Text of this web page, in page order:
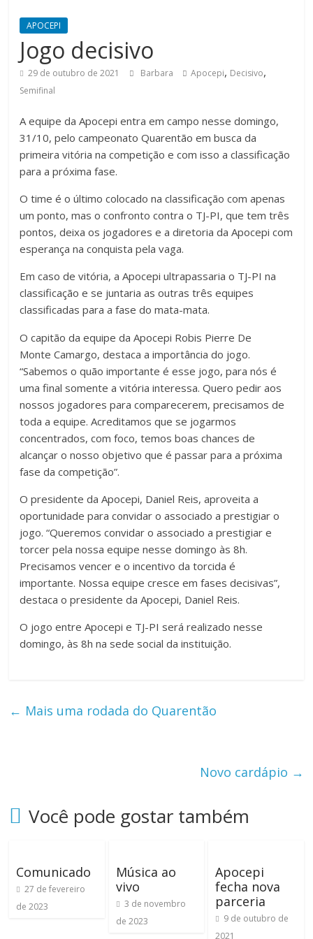
APOCEPI
Jogo decisivo
29 de outubro de 2021 Barbara Apocepi, Decisivo,
Semifinal
A equipe da Apocepi entra em campo nesse domingo,
31/10, pelo campeonato Quarentão em busca da
primeira vitória na competição e com isso a classificação
para a próxima fase.
O time é o último colocado na classificação com apenas
um ponto, mas o confronto contra o TJ-PI, que tem três
pontos, deixa os jogadores e a diretoria da Apocepi com
esperança na conquista pela vaga.
Em caso de vitória, a Apocepi ultrapassaria o TJ-PI na
classificação e se juntaria as outras três equipes
classificadas para a fase do mata-mata.
O capitão da equipe da Apocepi Robis Pierre De
Monte Camargo, destaca a importância do jogo.
“Sabemos o quão importante é esse jogo, para nós é
uma final somente a vitória interessa. Quero pedir aos
nossos jogadores para comparecerem, precisamos de
toda a equipe. Acreditamos que se jogarmos
concentrados, com foco, temos boas chances de
alcançar o nosso objetivo que é passar para a próxima
fase da competição”.
O presidente da Apocepi, Daniel Reis, aproveita a
oportunidade para convidar o associado a prestigiar o
jogo. “Queremos convidar o associado a prestigiar e
torcer pela nossa equipe nesse domingo às 8h.
Precisamos vencer e o incentivo da torcida é
importante. Nossa equipe cresce em fases decisivas”,
destaca o presidente da Apocepi, Daniel Reis.
O jogo entre Apocepi e TJ-PI será realizado nesse
domingo, às 8h na sede social da instituição.
← Mais uma rodada do Quarentão
Novo cardápio →
Você pode gostar também
Comunicado
27 de fevereiro
de 2023
Música ao
vivo
3 de novembro
de 2023
Apocepi
fecha nova
parceria
9 de outubro de
2021